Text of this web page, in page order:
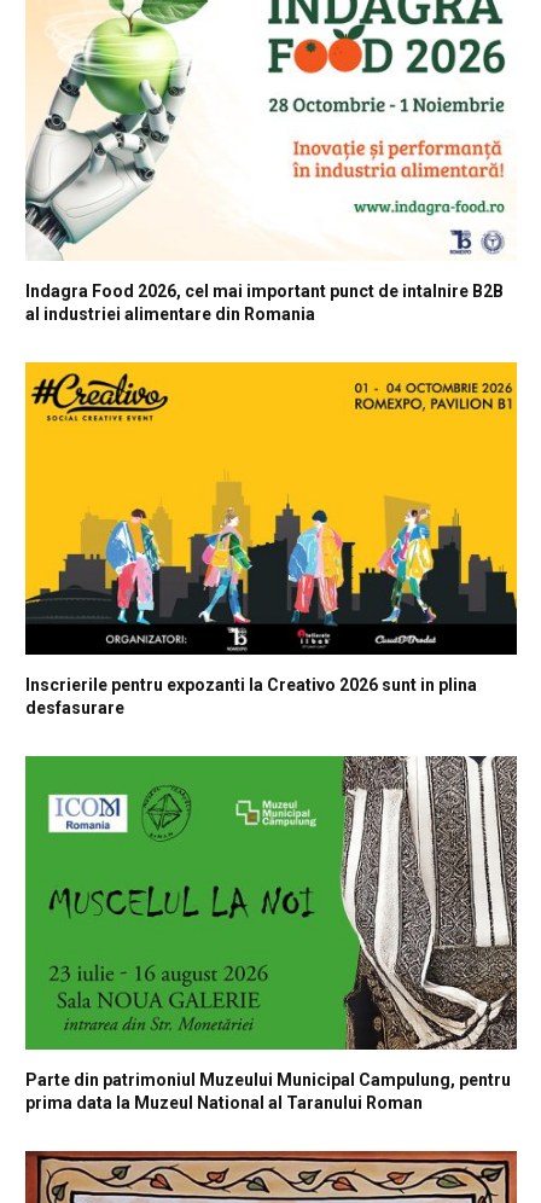
Indagra Food 2026, cel mai important punct de intalnire B2B
al industriei alimentare din Romania
Inscrierile pentru expozanti la Creativo 2026 sunt in plina
desfasurare
Parte din patrimoniul Muzeului Municipal Campulung, pentru
prima data la Muzeul National al Taranului Roman